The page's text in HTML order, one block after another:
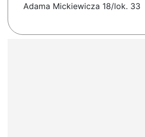
Adama Mickiewicza 18/lok. 33